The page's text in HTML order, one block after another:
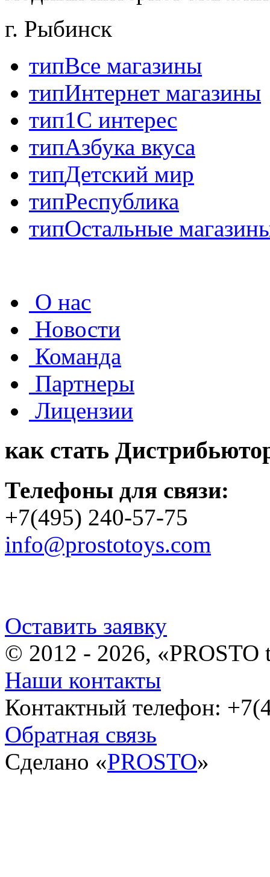
г. Рыбинск
типВсе магазины
типИнтернет магазины
тип1С интерес
типАзбука вкуса
типДетский мир
типРеспублика
типОстальные
О нас
Новости
Команда
Партнеры
Лицензии
как стать
Телефоны для связи:
+7(495) 240-57-75
info@prostotoys.com
Оставить заявку
© 2012 - 2026, «PROSTO
Наши контакты
Контактный телефон:
Обратная связь
Сделано «PROSTO»